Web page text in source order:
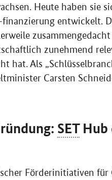
Heute haben sie
entwickelt.
zunehmend
hat. Als
Carsten
SET Hub
Förderinitiativen für